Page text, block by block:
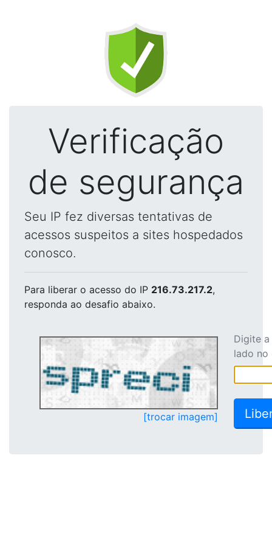
Verificação
de segurança
Seu IP fez diversas tentativas de
acessos suspeitos a sites hospedados
conosco.
Para liberar o acesso do IP 216.73.217.2,
responda ao desafio abaixo.
[trocar imagem]
Digite
lado no